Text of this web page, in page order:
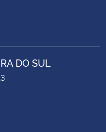
DO SUL